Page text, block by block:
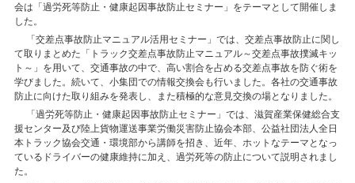
会は「過労死等防止・健康起因事故防止セミナー」をテーマとして開催しま
した。
「交差点事故防止マニュアル活用セミナー」では、交差点事故防止に関し
て取りまとめた「トラック交差点事故防止マニュアル～交差点事故撲滅キッ
ト～」を用いて、交通事故の中で、高い割合を占める交差点事故を防ぐ術を
学びました。続いて、小集団での情報交換会も行いました。各社の交通事故
防止に向けた取り組みを発表し、また積極的な意見交換の場となりました。
「過労死等防止・健康起因事故防止セミナー」では、滋賀産業保健総合支
援センター及び陸上貨物運送事業労働災害防止協会本部、公益社団法人全日
本トラック協会交通・環境部から講師を招き、近年、ホットなテーマとなっ
ているドライバーの健康維持に加え、過労死等の防止について説明されまし
た。